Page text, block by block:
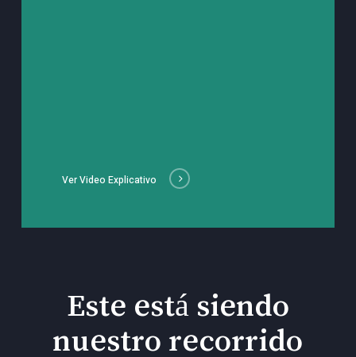
Ver Video Explicativo
Este está siendo
nuestro recorrido